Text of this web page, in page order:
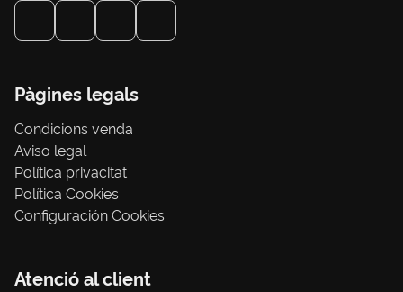
Pàgines legals
Condicions venda
Aviso legal
Política privacitat
Política Cookies
Configuración Cookies
Atenció al client